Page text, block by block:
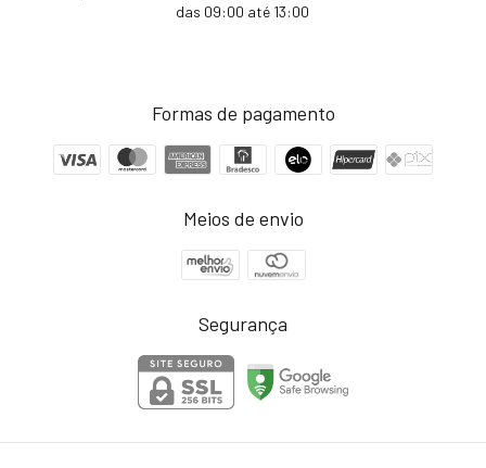
das 09:00 até 13:00
Formas de pagamento
Meios de envio
Segurança